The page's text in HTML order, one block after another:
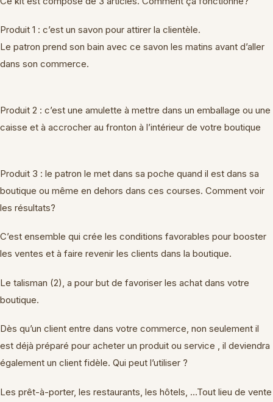
Produit 1 : c’est un savon pour attirer la clientèle.
Le patron prend son bain avec ce savon les matins avant d’aller
dans son commerce.
Produit 2 : c’est une amulette à mettre dans un emballage ou une
caisse et à accrocher au fronton à l’intérieur de votre boutique
Produit 3 : le patron le met dans sa poche quand il est dans sa
boutique ou même en dehors dans ces courses. Comment voir
les résultats?
C’est ensemble qui crée les conditions favorables pour booster
les ventes et à faire revenir les clients dans la boutique.
Le talisman (2), a pour but de favoriser les achat dans votre
boutique.
Dès qu’un client entre dans votre commerce, non seulement il
est déjà préparé pour acheter un produit ou service , il deviendra
également un client fidèle. Qui peut l’utiliser ?
Les prêt-à-porter, les restaurants, les hôtels, …Tout lieu de vente